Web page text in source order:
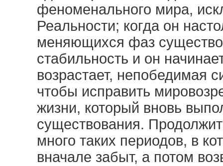
феноменального мира,
Реальности; когда он
меняющихся фаз
стабильность и он
возрастает, непобедимая
чтобы исправить
жизни, который вновь
существования.
много таких периодов, в
вначале забыт, а потом